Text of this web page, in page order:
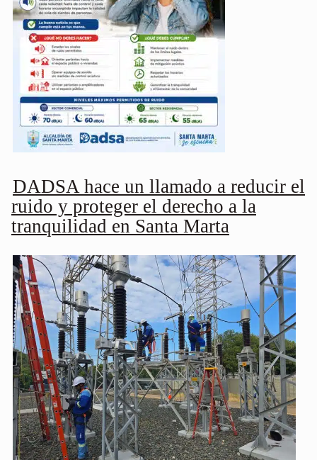
DADSA hace un llamado a reducir el
ruido y proteger el derecho a la
tranquilidad en Santa Marta